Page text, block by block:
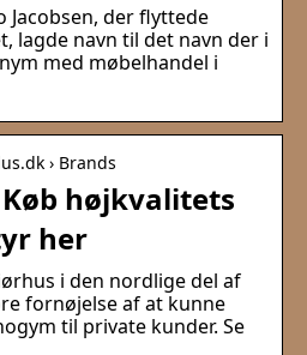
Jacobsen, der flyttede
lagde navn til det navn der i
med møbelhandel i
› Brands
højkvalitets
her
i den nordlige del af
fornøjelse af at kunne
til private kunder. Se